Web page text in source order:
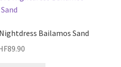
Bailamos Sand
89.90